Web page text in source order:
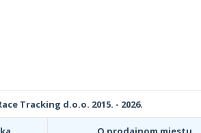
Tracking d.o.o. 2015. - 2026.